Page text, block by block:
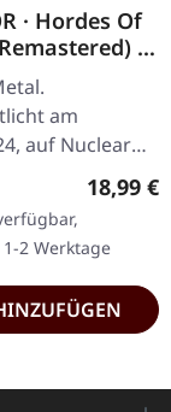
· Hordes Of
|
am
auf Nuclear
CD im
Thrash-
Kreator 2009
of…
18,99 €
2 Werktage